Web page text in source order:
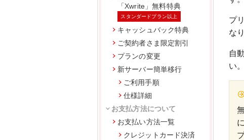
プ
な
自
い。
「Xwrite」無料特典
スタンダードプラン以上
キャッシュバック特典
ご契約者さま限定割引
プランの変更
新サーバー簡単移行
ご利用手順
仕様詳細
お支払方法について
お支払い方法一覧
クレジットカード決済